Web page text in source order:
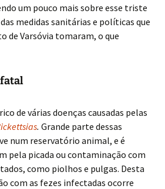
um pouco mais sobre esse triste
medidas sanitárias e políticas que
de Varsóvia tomaram, o que
de várias doenças causadas pelas
. Grande parte dessas
num reservatório animal, e é
pela picada ou contaminação com
como piolhos e pulgas. Desta
com as fezes infectadas ocorre